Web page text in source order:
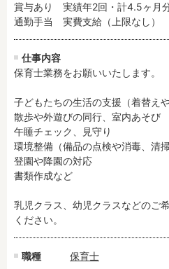
賞与あり　実績年2回・計4.5ヶ月
通勤手当　実費支給（上限なし）
仕事内容
保育士業務をお願いいたします。
子どもたちの生活の支援（着替え
散歩や外遊びの同行、室内あそび
午睡チェック、見守り
環境整備（備品の点検や消毒、清掃
登園や降園の対応
書類作成など
乳児クラス、幼児クラスなどのご
ください。
職種 保育士
時間固定
残業3時間以内
13時までのお仕事
13時以降スタート
土日祝のお仕事
時給1600円～
社会保険完備
資格不問
オープニング求人
株式会社